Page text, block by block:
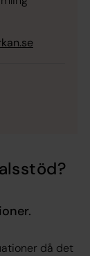
då det